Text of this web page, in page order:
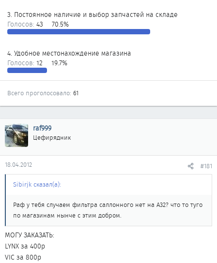
3. Постоянное наличие и выбор запчастей на складе
Голосов: 43 70.5%
4. Удобное местонахождение магазина
Голосов: 12 19.7%
Всего проголосовало 61
raf999
Цефирядник
18.04.2012 #181
Sibirjk сказал(а):
Раф у тебя случаем фильтра саллонного нет на А32? что то туго
по магазинам нынче с этим добром.
МОГУ ЗАКАЗАТЬ:
LYNX за 400р
VIC за 800р